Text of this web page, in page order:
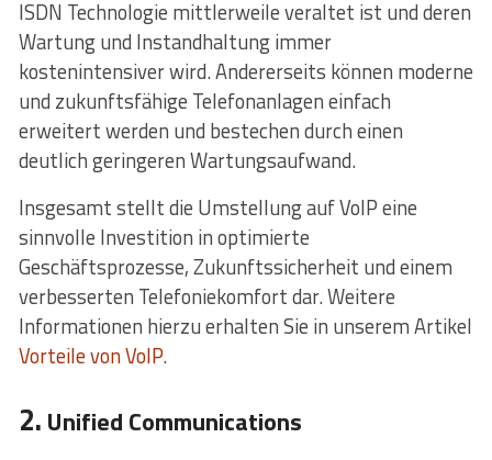
ISDN Technologie mittlerweile veraltet ist und deren
Wartung und Instandhaltung immer
kostenintensiver wird. Andererseits können moderne
und zukunftsfähige Telefonanlagen einfach
erweitert werden und bestechen durch einen
deutlich geringeren Wartungsaufwand.
Insgesamt stellt die Umstellung auf VoIP eine
sinnvolle Investition in optimierte
Geschäftsprozesse, Zukunftssicherheit und einem
verbesserten Telefoniekomfort dar. Weitere
Informationen hierzu erhalten Sie in unserem Artikel
Vorteile von VoIP.
2. Unified Communications